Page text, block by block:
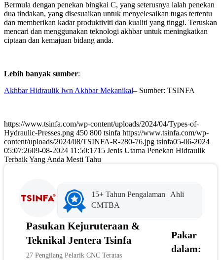
Bermula dengan penekan bingkai C, yang seterusnya ialah penekan
dua tindakan, yang disesuaikan untuk menyelesaikan tugas tertentu
dan memberikan kadar produktiviti dan kualiti yang tinggi. Teruskan
mencari dan menggunakan teknologi akhbar untuk meningkatkan
ciptaan dan kemajuan bidang anda.
Lebih banyak sumber:
Akhbar Hidraulik lwn Akhbar Mekanikal– Sumber: TSINFA
https://www.tsinfa.com/wp-content/uploads/2024/04/Types-of-
Hydraulic-Presses.png 450 800 tsinfa https://www.tsinfa.com/wp-
content/uploads/2024/08/TSINFA-R-280-76.jpg tsinfa05-06-2024
05:07:2609-08-2024 11:50:1715 Jenis Utama Penekan Hidraulik
Terbaik Yang Anda Mesti Tahu
Pasukan Kejuruteraan &
Teknikal Jentera Tsinfa
27 Pengilang Pelarik CNC Teratas
15+ Tahun Pengalaman | Ahli
CMTBA
Pakar
dalam: